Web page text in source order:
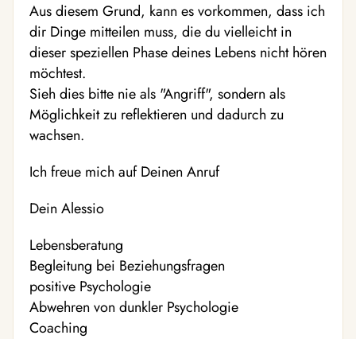
Aus diesem Grund, kann es vorkommen, dass ich
dir Dinge mitteilen muss, die du vielleicht in
dieser speziellen Phase deines Lebens nicht hören
möchtest.
Sieh dies bitte nie als "Angriff", sondern als
Möglichkeit zu reflektieren und dadurch zu
wachsen.
Ich freue mich auf Deinen Anruf
Dein Alessio
Lebensberatung
Begleitung bei Beziehungsfragen
positive Psychologie
Abwehren von dunkler Psychologie
Coaching